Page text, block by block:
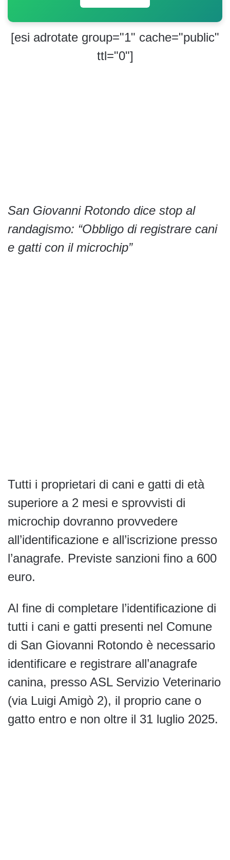
[esi adrotate group="1" cache="public"
ttl="0"]
San Giovanni Rotondo dice stop al
randagismo: “Obbligo di registrare cani
e gatti con il microchip”
Tutti i proprietari di cani e gatti di età
superiore a 2 mesi e sprovvisti di
microchip dovranno provvedere
all’identificazione e all’iscrizione presso
l’anagrafe. Previste sanzioni fino a 600
euro.
Al fine di completare l’identificazione di
tutti i cani e gatti presenti nel Comune
di San Giovanni Rotondo è necessario
identificare e registrare all’anagrafe
canina, presso ASL Servizio Veterinario
(via Luigi Amigò 2), il proprio cane o
gatto entro e non oltre il 31 luglio 2025.